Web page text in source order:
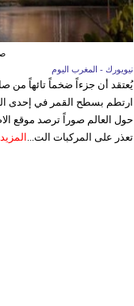
نيويورك - المغرب اليوم
ارتطم بسطح القمر في إحدى
حول العالم صوراً ترصد موقع
تعذر على المركبات الت... المزيد